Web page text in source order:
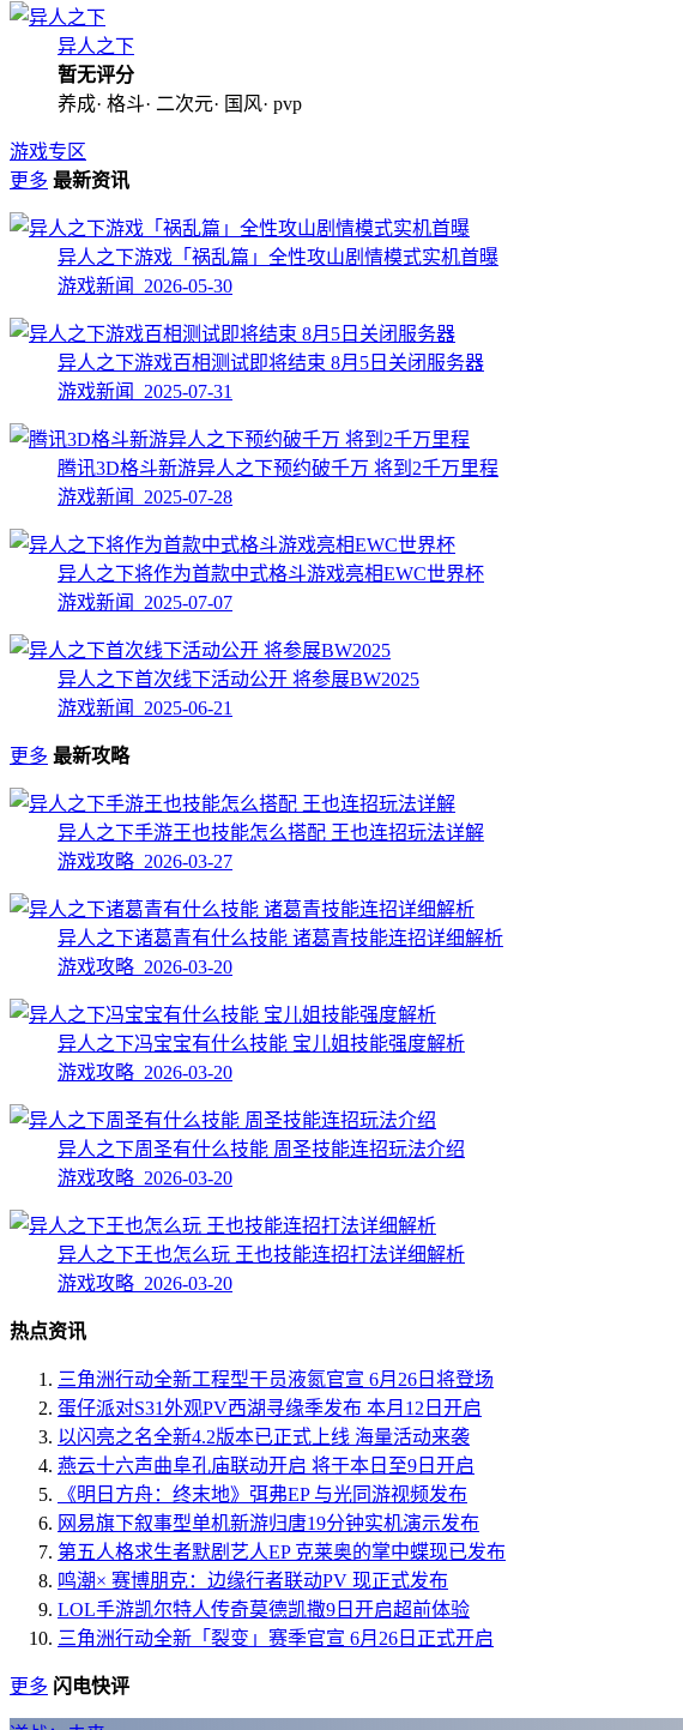
异人之下
暂无评分
养成· 格斗· 二次元· 国风· pvp
游戏专区
更多 最新资讯
异人之下游戏「祸乱篇」全性攻山剧情模式实机首曝
游戏新闻 2026-05-30
异人之下游戏百相测试即将结束 8月5日关闭服务器
游戏新闻 2025-07-31
腾讯3D格斗新游异人之下预约破千万 将到2千万里程
游戏新闻 2025-07-28
异人之下将作为首款中式格斗游戏亮相EWC世界杯
游戏新闻 2025-07-07
异人之下首次线下活动公开 将参展BW2025
游戏新闻 2025-06-21
更多 最新攻略
异人之下手游王也技能怎么搭配 王也连招玩法详解
游戏攻略 2026-03-27
异人之下诸葛青有什么技能 诸葛青技能连招详细解析
游戏攻略 2026-03-20
异人之下冯宝宝有什么技能 宝儿姐技能强度解析
游戏攻略 2026-03-20
异人之下周圣有什么技能 周圣技能连招玩法介绍
游戏攻略 2026-03-20
异人之下王也怎么玩 王也技能连招打法详细解析
游戏攻略 2026-03-20
热点资讯
三角洲行动全新工程型干员液氮官宣 6月26日将登场
蛋仔派对S31外观PV西湖寻缘季发布 本月12日开启
以闪亮之名全新4.2版本已正式上线 海量活动来袭
燕云十六声曲阜孔庙联动开启 将于本日至9日开启
《明日方舟：终末地》弭弗EP 与光同游视频发布
网易旗下叙事型单机新游归唐19分钟实机演示发布
第五人格求生者默剧艺人EP 克莱奥的掌中蝶现已发布
鸣潮× 赛博朋克：边缘行者联动PV 现正式发布
LOL手游凯尔特人传奇莫德凯撒9日开启超前体验
三角洲行动全新「裂变」赛季官宣 6月26日正式开启
更多 闪电快评